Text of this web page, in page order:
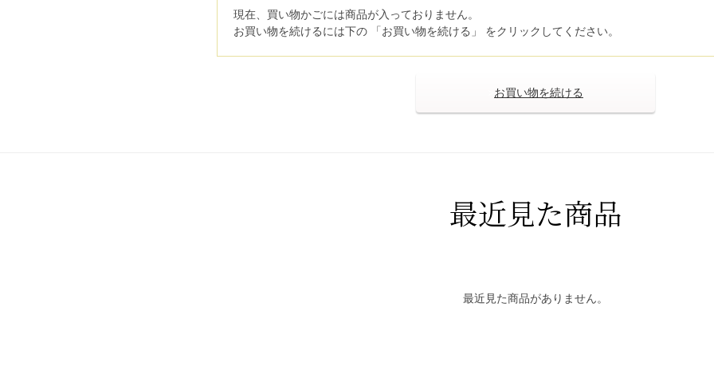
現在、買い物かごには商品が入っておりません。
お買い物を続けるには下の 「お買い物を続ける」 をクリックしてください。
最近見た商品
最近見た商品がありません。